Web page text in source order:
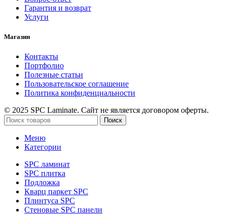
Гарантия и возврат
Услуги
Магазин
Контакты
Портфолио
Полезные статьи
Пользовательское соглашение
Политика конфиденциальности
© 2025 SPC Laminate. Сайт не является договором оферты.
Поиск
Меню
Категории
SPC ламинат
SPC плитка
Подложка
Кварц паркет SPC
Плинтуса SPC
Стеновые SPC панели